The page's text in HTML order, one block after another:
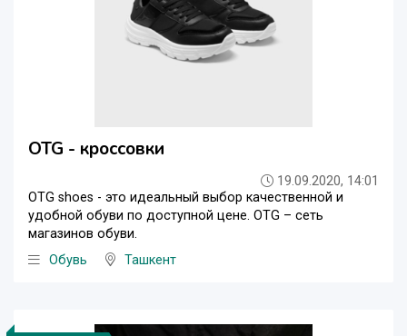
OTG - кроссовки
19.09.2020, 14:01
OTG shoes - это идеальный выбор качественной и
удобной обуви по доступной цене. OTG – сеть
магазинов обуви.
Обувь
Ташкент